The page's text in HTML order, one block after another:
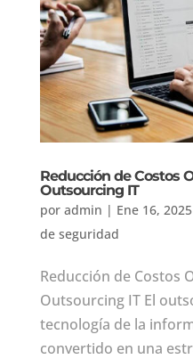
Reducción de Costos
Outsourcing IT
por admin | Ene 16, 2025
de seguridad
Reducción de Costos
Outsourcing IT El
tecnología de la
convertido en una